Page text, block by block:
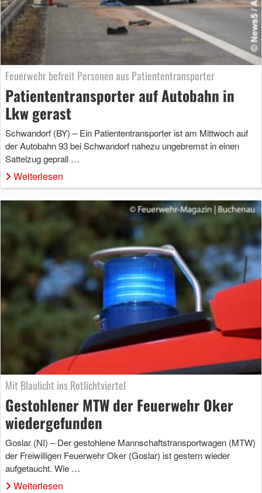
Feuerwehr befreit Personen aus Patiententransporter
Patiententransporter auf Autobahn in
Lkw gerast
Schwandorf (BY) – Ein Patiententransporter ist am Mittwoch auf
der Autobahn 93 bei Schwandorf nahezu ungebremst in einen
Sattelzug geprall …
Weiterlesen
Mit Blaulicht ins Rotlichtviertel
Gestohlener MTW der Feuerwehr Oker
wiedergefunden
Goslar (NI) – Der gestohlene Mannschaftstransportwagen (MTW)
der Freiwilligen Feuerwehr Oker (Goslar) ist gestern wieder
aufgetaucht. Wie …
Weiterlesen